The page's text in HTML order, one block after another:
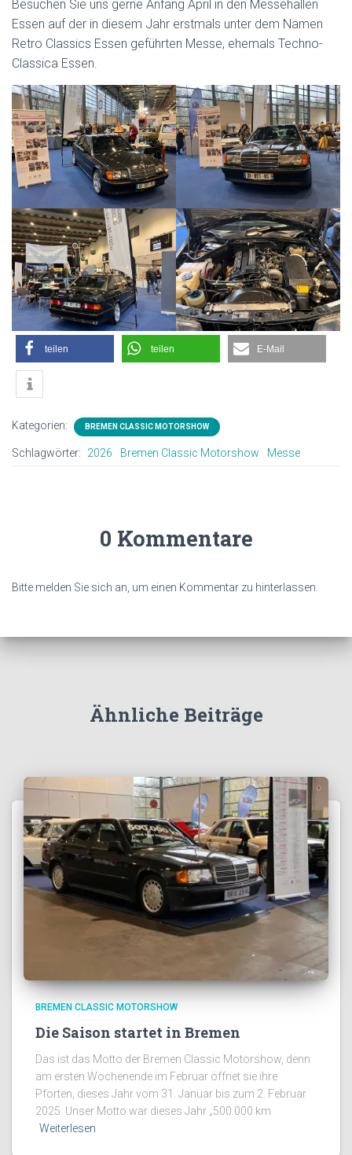
Besuchen Sie uns gerne Anfang April in den Messehallen
Essen auf der in diesem Jahr erstmals unter dem Namen
Retro Classics Essen geführten Messe, ehemals Techno-
Classica Essen.
teilen teilen E-Mail
Kategorien: BREMEN CLASSIC MOTORSHOW
Schlagwörter: 2026 Bremen Classic Motorshow Messe
0 Kommentare
Bitte melden Sie sich an, um einen Kommentar zu hinterlassen.
Ähnliche Beiträge
BREMEN CLASSIC MOTORSHOW
Die Saison startet in Bremen
Das ist das Motto der Bremen Classic Motorshow, denn
am ersten Wochenende im Februar öffnet sie ihre
Pforten, dieses Jahr vom 31. Januar bis zum 2. Februar
2025. Unser Motto war dieses Jahr „500.000 km
Weiterlesen